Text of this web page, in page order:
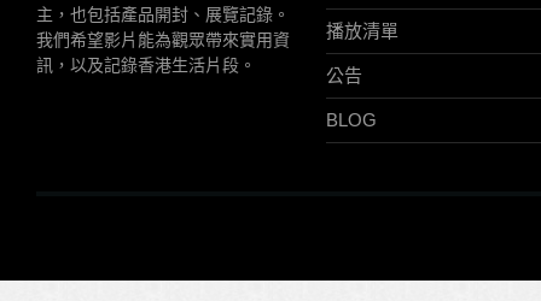
主，也包括產品開封、展覽記錄。
我們希望影片能為觀眾帶來實用資
訊，以及記錄香港生活片段。
播放清單
公告
BLOG